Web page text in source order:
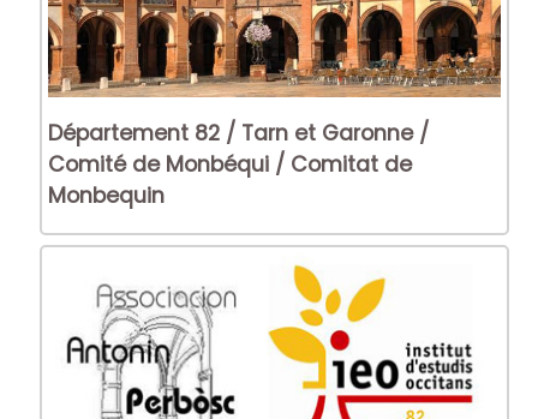
Département 82 / Tarn et Garonne /
Comité de Monbéqui / Comitat de
Monbequin